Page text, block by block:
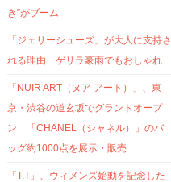
き”がブーム
「ジェリーシューズ」が大人に支持さ
れる理由 ゲリラ豪雨でもおしゃれ
「NUIR ART（ヌア アート）」、東
京・渋谷の道玄坂でグランドオープ
ン 「CHANEL（シャネル）」のバ
ッグ約1000点を展示・販売
「T.T」、ウィメンズ始動を記念した